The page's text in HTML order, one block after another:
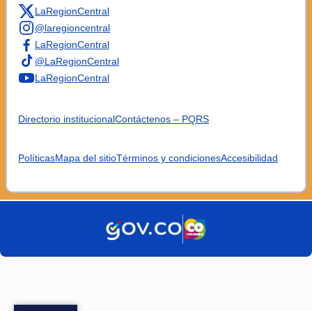
LaRegionCentral
@laregioncentral
LaRegionCentral
@LaRegionCentral
LaRegionCentral
Directorio institucionalContáctenos – PQRS
PolíticasMapa del sitioTérminos y condicionesAccesibilidad